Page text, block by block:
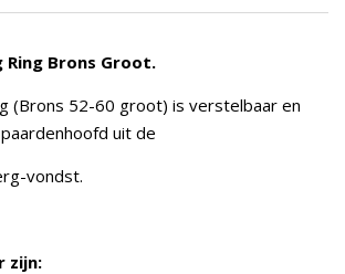
Ring Brons Groot.
(Brons 52-60 groot) is verstelbaar en
uit de
vondst.
zijn: